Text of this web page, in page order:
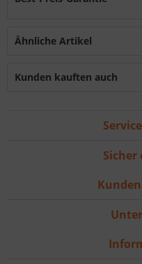
Ähnliche Artikel
Kunden kauften auch
Sicher